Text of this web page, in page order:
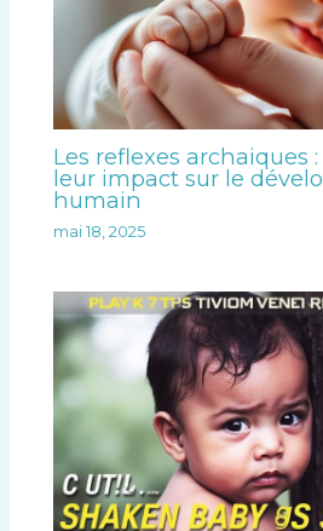
Les reflexes archaiques
leur impact sur le
humain
mai 18, 2025